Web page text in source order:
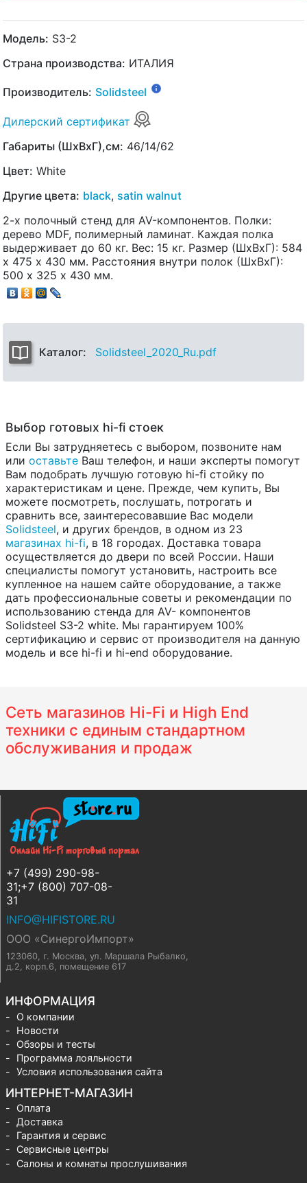
Модель: S3-2
Страна производства: ИТАЛИЯ
Производитель: Solidsteel
Дилерский сертификат
Габариты (ШхВхГ),см: 46/14/62
Цвет: White
Другие цвета: black, satin walnut
2-х полочный стенд для AV-компонентов. Полки:
дерево MDF, полимерный ламинат. Каждая полка
выдерживает до 60 кг. Вес: 15 кг. Размер (ШхВхГ): 584
х 475 х 430 мм. Расстояния внутри полок (ШхВхГ):
500 х 325 х 430 мм.
Каталог: Solidsteel_2020_Ru.pdf
Выбор готовых hi-fi стоек
Если Вы затрудняетесь с выбором, позвоните нам
или оставьте Ваш телефон, и наши эксперты помогут
Вам подобрать лучшую готовую hi-fi стойку по
характеристикам и цене. Прежде, чем купить, Вы
можете посмотреть, послушать, потрогать и
сравнить все, заинтересовавшие Вас модели
Solidsteel, и других брендов, в одном из 23
магазинах hi-fi, в 18 городах. Доставка товара
осуществляется до двери по всей России. Наши
специалисты помогут установить, настроить все
купленное на нашем сайте оборудование, а также
дать профессиональные советы и рекомендации по
использованию стенда для AV- компонентов
Solidsteel S3-2 white. Мы гарантируем 100%
сертификацию и сервис от производителя на данную
модель и все hi-fi и hi-end оборудование.
Сеть магазинов Hi-Fi и High End
техники с единым стандартном
обслуживания и продаж
+7 (499) 290-98-
31;+7 (800) 707-08-
31
INFO@HIFISTORE.RU
ООО «СинергоИмпорт»
123060, г. Москва, ул. Маршала Рыбалко,
д.2, корп.6, помещение 617
ИНФОРМАЦИЯ
О компании
Новости
Обзоры и тесты
Программа лояльности
Условия использования сайта
ИНТЕРНЕТ-МАГАЗИН
Оплата
Доставка
Гарантия и сервис
Сервисные центры
Салоны и комнаты прослушивания